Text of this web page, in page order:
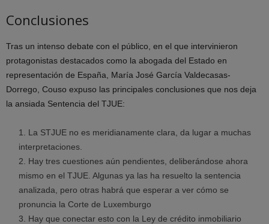
Conclusiones
Tras un intenso debate con el público, en el que intervinieron
protagonistas destacados como la abogada del Estado en
representación de España, María José García Valdecasas-
Dorrego, Couso expuso las principales conclusiones que nos deja
la ansiada Sentencia del TJUE:
La STJUE no es meridianamente clara, da lugar a muchas
interpretaciones.
Hay tres cuestiones aún pendientes, deliberándose ahora
mismo en el TJUE. Algunas ya las ha resuelto la sentencia
analizada, pero otras habrá que esperar a ver cómo se
pronuncia la Corte de Luxemburgo
Hay que conectar esto con la Ley de crédito inmobiliario